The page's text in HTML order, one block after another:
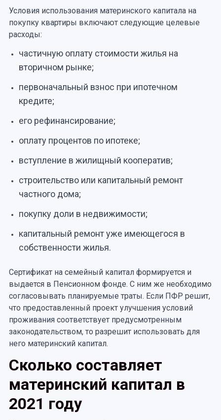
Условия использования материнского капитала на
покупку квартиры включают следующие целевые
расходы:
частичную оплату стоимости жилья на
вторичном рынке;
первоначальный взнос при ипотечном
кредите;
его рефинансирование;
оплату процентов по ипотеке;
вступление в жилищный кооператив;
строительство или капитальный ремонт
частного дома;
покупку доли в недвижимости;
капитальный ремонт уже имеющегося в
собственности жилья.
Сертификат на семейный капитал формируется и
выдается в Пенсионном фонде. С ним же необходимо
согласовывать планируемые траты. Если ПФР решит,
что предоставленный проект улучшения условий
проживания соответствует предусмотренным
законодательством, то разрешит использовать для
него материнский капитал.
Сколько составляет
материнский капитал в
2021 году